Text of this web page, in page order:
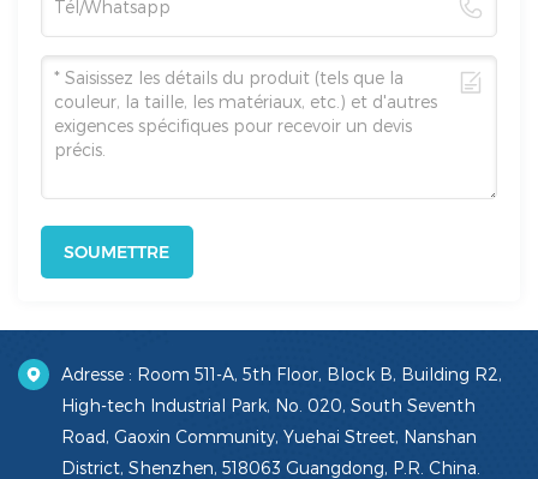
SOUMETTRE
Adresse : Room 511-A, 5th Floor, Block B, Building R2,
High-tech Industrial Park, No. 020, South Seventh
Road, Gaoxin Community, Yuehai Street, Nanshan
District, Shenzhen, 518063 Guangdong, P.R. China.